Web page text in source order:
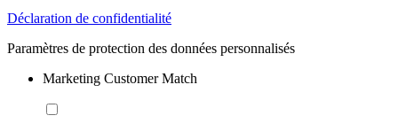
Déclaration de confidentialité
Paramètres de protection des données personnalisés
Marketing Customer Match